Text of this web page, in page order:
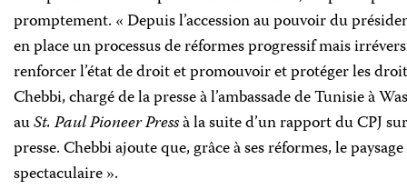
promptement. « Depuis l’accession au pouvoir du
en place un processus de réformes progressif mais
renforcer l’état de droit et promouvoir et protéger les
Chebbi, chargé de la presse à l’ambassade de Tunisie à
auSt. Paul Pioneer Pressà la suite d’un rapport du CPJ
presse. Chebbi ajoute que, grâce à ses réformes, le
spectaculaire ».